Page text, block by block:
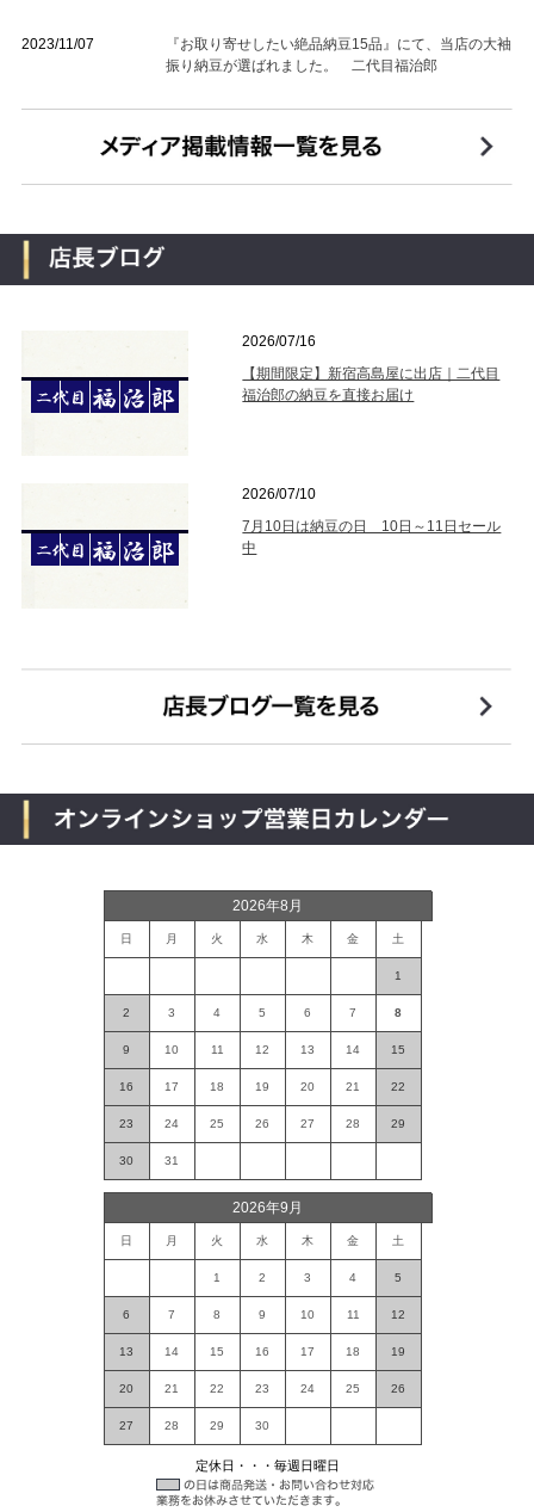
2023/11/07
『お取り寄せしたい絶品納豆15品』にて、当店の大袖
振り納豆が選ばれました。 二代目福治郎
2026/07/16
【期間限定】新宿高島屋に出店｜二代目
福治郎の納豆を直接お届け
2026/07/10
7月10日は納豆の日 10日～11日セール
中
2026年8月
日 月 火 水 木 金 土
1
2 3 4 5 6 7 8
9 10 11 12 13 14 15
16 17 18 19 20 21 22
23 24 25 26 27 28 29
30 31
2026年9月
日 月 火 水 木 金 土
1 2 3 4 5
6 7 8 9 10 11 12
13 14 15 16 17 18 19
20 21 22 23 24 25 26
27 28 29 30
定休日・・・毎週日曜日